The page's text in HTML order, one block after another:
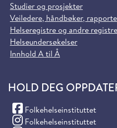
Studier og prosjekter
Veiledere, håndbøker,
Helseregistre og andre registre
Helseundersøkelser
Innhold A til Å
HOLD DEG
Folkehelseinstituttet
(Facebook)
Folkehelseinstituttet
(Instagram)